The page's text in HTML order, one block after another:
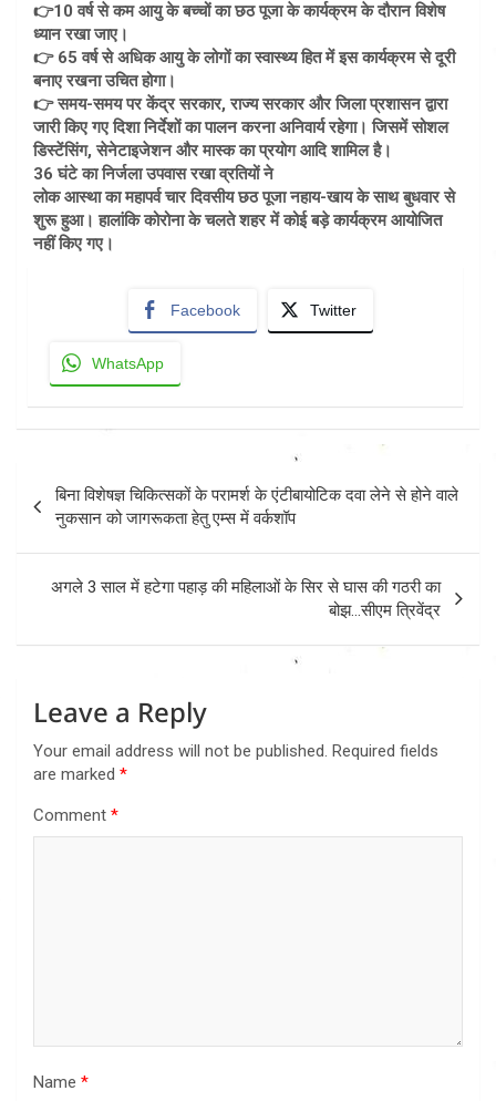
👉10 वर्ष से कम आयु के बच्चों का छठ पूजा के कार्यक्रम के दौरान विशेष
ध्यान रखा जाए।
👉 65 वर्ष से अधिक आयु के लोगों का स्वास्थ्य हित में इस कार्यक्रम से दूरी
बनाए रखना उचित होगा।
👉 समय-समय पर केंद्र सरकार, राज्य सरकार और जिला प्रशासन द्वारा
जारी किए गए दिशा निर्देशों का पालन करना अनिवार्य रहेगा। जिसमें सोशल
डिस्टेंसिंग, सेनेटाइजेशन और मास्क का प्रयोग आदि शामिल है।
36 घंटे का निर्जला उपवास रखा व्रतियों ने
लोक आस्था का महापर्व चार दिवसीय छठ पूजा नहाय-खाय के साथ बुधवार से
शुरू हुआ। हालांकि कोरोना के चलते शहर में कोई बड़े कार्यक्रम आयोजित
नहीं किए गए।
Facebook Twitter
WhatsApp
Post
navigation
बिना विशेषज्ञ चिकित्सकों के परामर्श के एंटीबायोटिक दवा लेने से होने वाले
नुकसान को जागरूकता हेतु एम्स में वर्कशॉप
अगले 3 साल में हटेगा पहाड़ की महिलाओं के सिर से घास की गठरी का
बोझ…सीएम त्रिवेंद्र
Leave a Reply
Your email address will not be published. Required fields
are marked *
Comment *
Name *